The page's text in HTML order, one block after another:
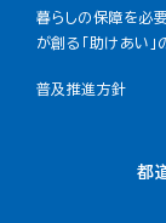
暮らしの保障を必
が創る「助けあい」
普及推進方針
都